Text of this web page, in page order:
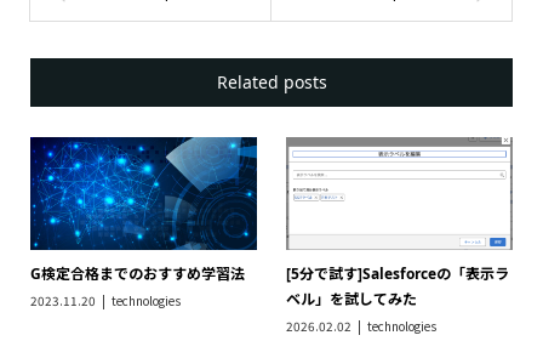
Related posts
G検定合格までのおすすめ学習法
2023.11.20 technologies
[5分で試す]Salesforceの「表示ラ
ベル」を試してみた
2026.02.02 technologies